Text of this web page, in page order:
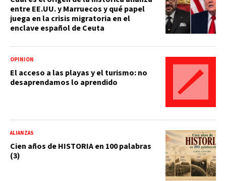
entre EE.UU. y Marruecos y qué papel
juega en la crisis migratoria en el
enclave español de Ceuta
OPINIÓN
El acceso a las playas y el turismo: no
desaprendamos lo aprendido
ALIANZAS
Cien años de HISTORIA en 100 palabras
(3)